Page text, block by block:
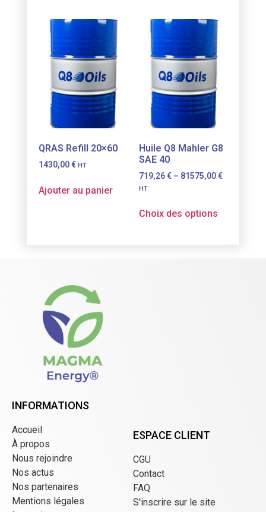
QRAS Refill 20×60
1430,00€ HT
Ajouter au panier
Huile Q8 Mahler G8
SAE 40
719,26€ – 81575,00€
HT
Choix des options
INFORMATIONS
Accueil
À propos
Nous rejoindre
Nos actus
Nos partenaires
Mentions légales
ESPACE CLIENT
CGU
Contact
FAQ
S'inscrire sur le site